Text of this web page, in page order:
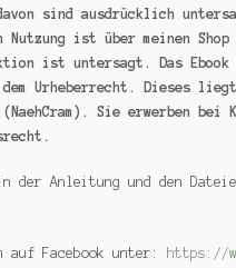
sind ausdrücklich
Nutzung ist über meinen
ist untersagt. Das
Urheberrecht. Dieses liegt
Sie erwerben bei
der Anleitung und den
auf Facebook unter: https://